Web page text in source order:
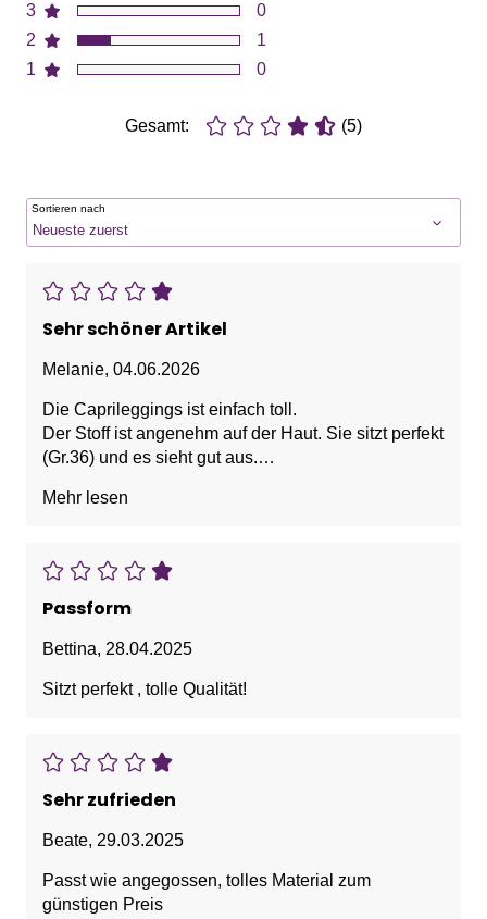
3
2
1
0
1
0
Gesamt: (5)
Sortieren nach
Sehr schöner Artikel
Melanie, 04.06.2026
Die Caprileggings ist einfach toll.
Der Stoff ist angenehm auf der Haut. Sie sitzt perfekt
(Gr.36) und es sieht gut aus.
Mehr lesen
Passform
Bettina, 28.04.2025
Sitzt perfekt , tolle Qualität!
Sehr zufrieden
Beate, 29.03.2025
Passt wie angegossen, tolles Material zum
günstigen Preis